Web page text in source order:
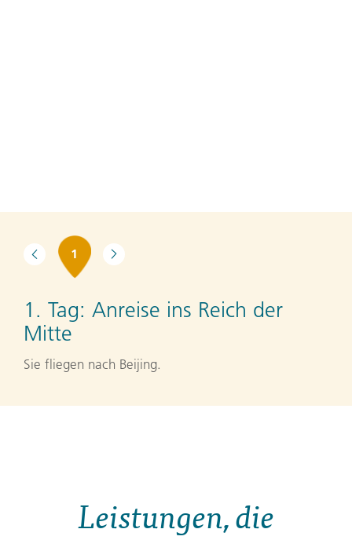
1
1. Tag: Anreise ins Reich der
Mitte
Sie fliegen nach Beijing.
Leistungen, die